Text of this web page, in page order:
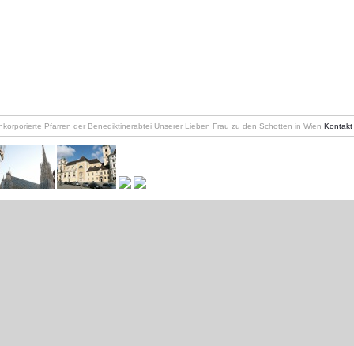
Pfarren der Benediktinerabtei Unserer Lieben Frau zu den Schotten in Wien Kontakt